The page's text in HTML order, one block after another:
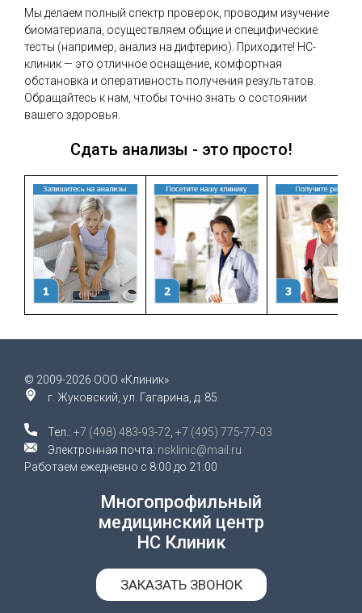
Мы делаем полный спектр проверок, проводим изучение
биоматериала, осуществляем общие и специфические
тесты (например, анализ на дифтерию). Приходите! НС-
клиник — это отличное оснащение, комфортная
обстановка и оперативность получения результатов.
Обращайтесь к нам, чтобы точно знать о состоянии
вашего здоровья.
Сдать анализы - это просто!
© 2009-2026 ООО «Клиник»
г. Жуковский, ул. Гагарина, д. 85
Тел.: +7 (498) 483-93-72 +7 (495) 775-77-03
Электронная почта: nsklinic@mail.ru
Работаем ежедневно с 8:00 до 21:00
Многопрофильный
медицинский центр
НС Клиник
ЗАКАЗАТЬ ЗВОНОК